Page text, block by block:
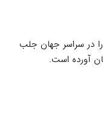
در سراسر جهان جلب